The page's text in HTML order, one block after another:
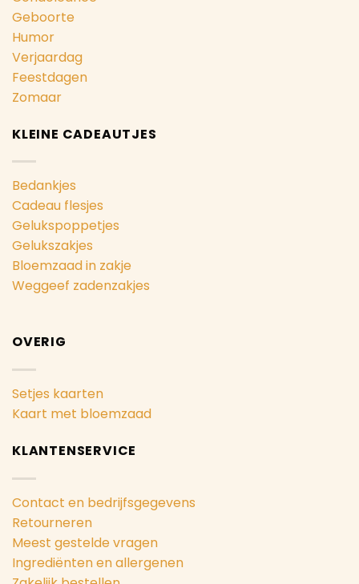
Geboorte
Humor
Verjaardag
Feestdagen
Zomaar
KLEINE CADEAUTJES
Bedankjes
Cadeau flesjes
Gelukspoppetjes
Gelukszakjes
Bloemzaad in zakje
Weggeef zadenzakjes
OVERIG
Setjes kaarten
Kaart met bloemzaad
KLANTENSERVICE
Contact en bedrijfsgegevens
Retourneren
Meest gestelde vragen
Ingrediënten en allergenen